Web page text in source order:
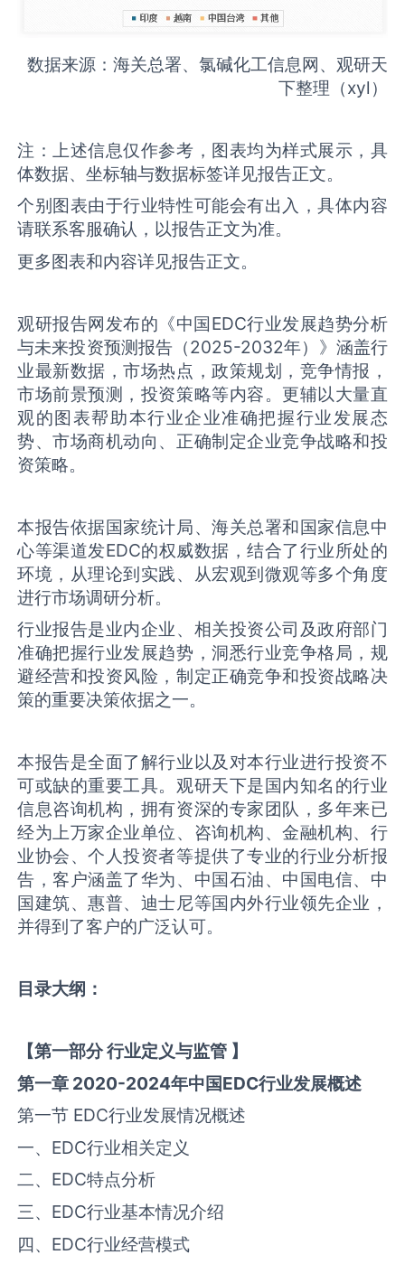
数据来源：海关总署、氯碱化工信息网、观研天
下整理（xyl）
注：上述信息仅作参考，图表均为样式展示，具
体数据、坐标轴与数据标签详见报告正文。
个别图表由于行业特性可能会有出入，具体内容
请联系客服确认，以报告正文为准。
更多图表和内容详见报告正文。
观研报告网发布的《中国‌‌EDC‌‌行业发展趋势分析
与未来投资预测报告（2025-2032年）》涵盖行
业最新数据，市场热点，政策规划，竞争情报，
市场前景预测，投资策略等内容。更辅以大量直
观的图表帮助本行业企业准确把握行业发展态
势、市场商机动向、正确制定企业竞争战略和投
资策略。
本报告依据国家统计局、海关总署和国家信息中
心等渠道发‌EDC‌的权威数据，结合了行业所处的
环境，从理论到实践、从宏观到微观等多个角度
进行市场调研分析。
行业报告是业内企业、相关投资公司及政府部门
准确把握行业发展趋势，洞悉行业竞争格局，规
避经营和投资风险，制定正确竞争和投资战略决
策的重要决策依据之一。
本报告是全面了解行业以及对本行业进行投资不
可或缺的重要工具。观研天下是国内知名的行业
信息咨询机构，拥有资深的专家团队，多年来已
经为上万家企业单位、咨询机构、金融机构、行
业协会、个人投资者等提供了专业的行业分析报
告，客户涵盖了华为、中国石油、中国电信、中
国建筑、惠普、迪士尼等国内外行业领先企业，
并得到了客户的广泛认可。
目录大纲 ：
【第一部分行业定义与监管 】
第一章 2020-2024年中国EDC行业发展概述
第一节 ‌‌EDC‌‌行业发展情况概述
一、‌‌EDC‌‌行业相关定义
二、‌‌EDC‌‌特点分析
三、‌‌EDC‌‌行业基本情况介绍
四、‌‌EDC‌‌行业经营模式